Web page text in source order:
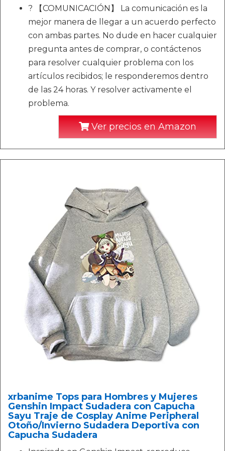
? 【COMUNICACIÓN】 La comunicación es la
mejor manera de llegar a un acuerdo perfecto
con ambas partes. No dude en hacer cualquier
pregunta antes de comprar, o contáctenos
para resolver cualquier problema con los
artículos recibidos; le responderemos dentro
de las 24 horas. Y resolver activamente el
problema.
Ver precios en Amazon
xrbanime Tops para Hombres y Mujeres
Genshin Impact Sudadera con Capucha
Sayu Traje de Cosplay Anime Peripheral
Otoño/Invierno Sudadera Deportiva con
Capucha Sudadera